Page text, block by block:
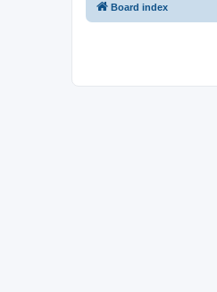
Board index